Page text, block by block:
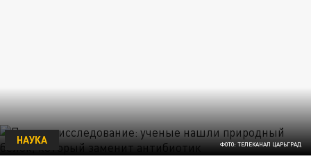
ФОТО: ТЕЛЕКАНАЛ ЦАРЬГРАД
НАУКА